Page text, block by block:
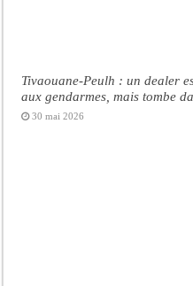
Tivaouane-Peulh : un dealer
aux gendarmes, mais tombe
30 mai 2026